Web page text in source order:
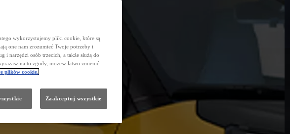
wykorzystujemy pliki cookie, które są
one nam zrozumieć Twoje potrzeby i
i narzędzi osób trzecich, a także służą do
na to zgody, możesz łatwo zmienić
plików cookie.
Zaakceptuj wszystkie